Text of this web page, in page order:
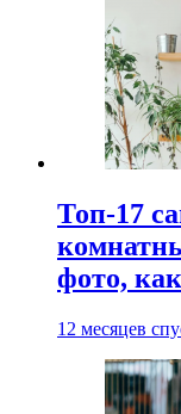
Топ-17
фото,
12 месяцев